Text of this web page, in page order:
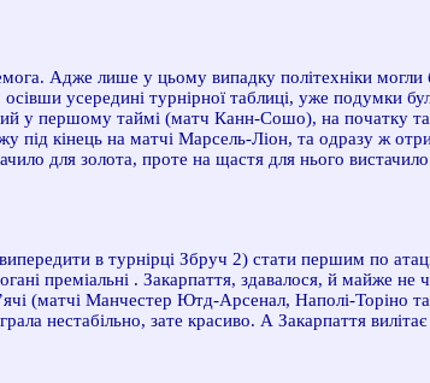
Адже лише у цьому випадку політехніки
усередині турнірної таблиці, уже подумки
у першому таймі (матч Канн-Сошо), на початку
кінець на матчі Марсель-Ліон, та одразу ж
для золота, проте на щастя для нього
в турнірці Збруч 2) стати першим по
преміальні . Закарпаття, здавалося, й майже не
(матчі Манчестер Ютд-Арсенал, Наполі-Торіно
нестабільно, зате красиво. А Закарпаття